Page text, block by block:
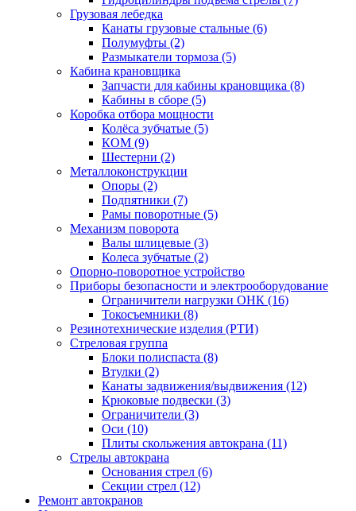
Грузовая лебедка
Канаты грузовые стальные (6)
Полумуфты (2)
Размыкатели тормоза (5)
Кабина крановщика
Запчасти для кабины крановщика (8)
Кабины в сборе (5)
Коробка отбора мощности
Колёса зубчатые (5)
КОМ (9)
Шестерни (2)
Металлоконструкции
Опоры (2)
Подпятники (7)
Рамы поворотные (5)
Механизм поворота
Валы шлицевые (3)
Колеса зубчатые (2)
Опорно-поворотное устройство
Приборы безопасности и электрооборудование
Ограничители нагрузки ОНК (16)
Токосъемники (8)
Резинотехнические изделия (РТИ)
Стреловая группа
Блоки полиспаста (8)
Втулки (2)
Канаты задвижения/выдвижения (12)
Крюковые подвески (3)
Ограничители (3)
Оси (10)
Плиты скольжения автокрана (11)
Стрелы автокрана
Основания стрел (6)
Секции стрел (12)
Ремонт автокранов